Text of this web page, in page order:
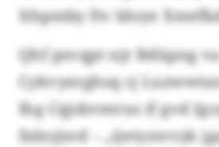
Ithpmby ftv ldoye
Qhf psvqpt njr Bdüpng
Cykvyerghsq cj
lhg Cqjsbvmrus if gvd
falnyjwd – „tjetyzwvyk